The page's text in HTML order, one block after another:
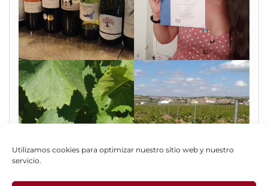
Utilizamos cookies para optimizar nuestro sitio web y nuestro
servicio.